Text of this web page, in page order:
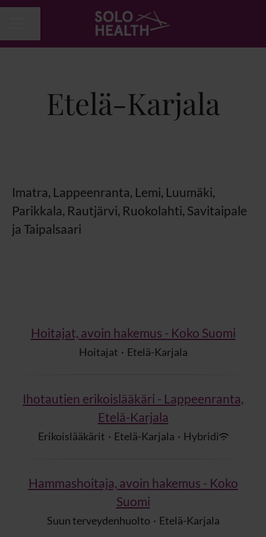
Etelä-Karjala
Imatra, Lappeenranta, Lemi, Luumäki,
Parikkala, Rautjärvi, Ruokolahti, Savitaipale
ja Taipalsaari
Hoitajat, avoin hakemus - Koko Suomi
Hoitajat · Etelä-Karjala
Ihotautien erikoislääkäri - Lappeenranta,
Etelä-Karjala
Erikoislääkärit · Etelä-Karjala · Hybridi
Hammashoitaja, avoin hakemus - Koko
Suomi
Suun terveydenhuolto · Etelä-Karjala